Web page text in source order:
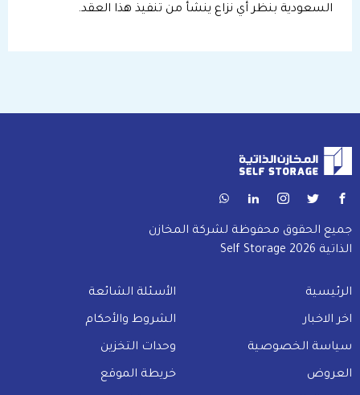
السعودية بنظر أي نزاع ينشأ من تنفيذ هذا العقد.
جميع الحقوق محفوظة لشركة المخازن
الذاتية Self Storage 2026
الرئيسية الأسئلة الشائعة
اخر الاخبار الشروط والأحكام
سياسة الخصوصية وحدات التخزين
العروض خريطة الموقع